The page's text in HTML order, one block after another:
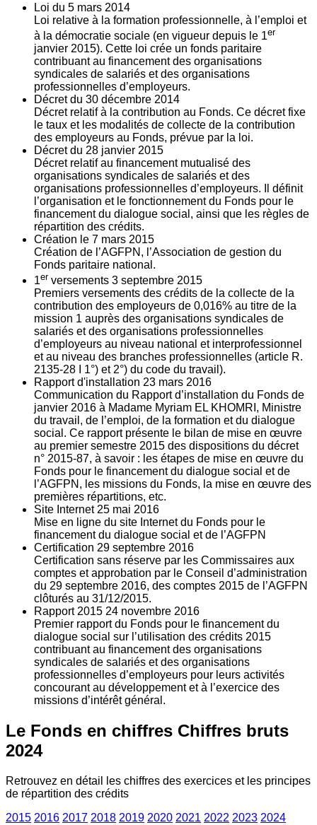
Loi du 5 mars 2014
Loi relative à la formation professionnelle, à l’emploi et
à la démocratie sociale (en vigueur depuis le 1er
janvier 2015). Cette loi crée un fonds paritaire
contribuant au financement des organisations
syndicales de salariés et des organisations
professionnelles d’employeurs.
Décret du 30 décembre 2014
Décret relatif à la contribution au Fonds. Ce décret fixe
le taux et les modalités de collecte de la contribution
des employeurs au Fonds, prévue par la loi.
Décret du 28 janvier 2015
Décret relatif au financement mutualisé des
organisations syndicales de salariés et des
organisations professionnelles d’employeurs. Il définit
l’organisation et le fonctionnement du Fonds pour le
financement du dialogue social, ainsi que les règles de
répartition des crédits.
Création le 7 mars 2015
Création de l’AGFPN, l’Association de gestion du
Fonds paritaire national.
1er versements 3 septembre 2015
Premiers versements des crédits de la collecte de la
contribution des employeurs de 0,016% au titre de la
mission 1 auprès des organisations syndicales de
salariés et des organisations professionnelles
d’employeurs au niveau national et interprofessionnel
et au niveau des branches professionnelles (article R.
2135‐28 I 1°) et 2°) du code du travail).
Rapport d'installation 23 mars 2016
Communication du Rapport d’installation du Fonds de
janvier 2016 à Madame Myriam EL KHOMRI, Ministre
du travail, de l’emploi, de la formation et du dialogue
social. Ce rapport présente le bilan de mise en œuvre
au premier semestre 2015 des dispositions du décret
n° 2015-87, à savoir : les étapes de mise en œuvre du
Fonds pour le financement du dialogue social et de
l’AGFPN, les missions du Fonds, la mise en œuvre des
premières répartitions, etc.
Site Internet 25 mai 2016
Mise en ligne du site Internet du Fonds pour le
financement du dialogue social et de l’AGFPN
Certification 29 septembre 2016
Certification sans réserve par les Commissaires aux
comptes et approbation par le Conseil d’administration
du 29 septembre 2016, des comptes 2015 de l’AGFPN
clôturés au 31/12/2015.
Rapport 2015 24 novembre 2016
Premier rapport du Fonds pour le financement du
dialogue social sur l’utilisation des crédits 2015
contribuant au financement des organisations
syndicales de salariés et des organisations
professionnelles d’employeurs pour leurs activités
concourant au développement et à l’exercice des
missions d’intérêt général.
Le Fonds en chiffres Chiffres bruts
2024
Retrouvez en détail les chiffres des exercices et les principes
de répartition des crédits
2015 2016 2017 2018 2019 2020 2021 2022 2023 2024